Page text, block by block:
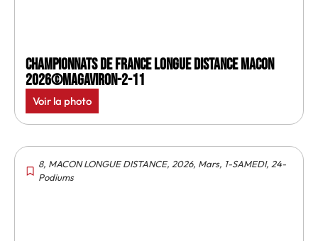
Championnats de France longue distance Macon
2026©MagAviron-2-11
Voir la photo
8, MACON LONGUE DISTANCE, 2026, Mars, 1-SAMEDI, 24-
Podiums